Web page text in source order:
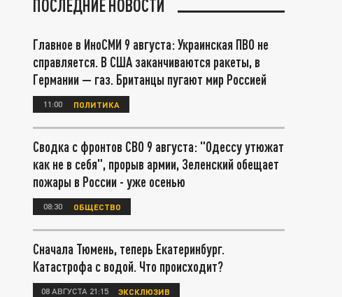
ПОСЛЕДНИЕ НОВОСТИ
Главное в ИноСМИ 9 августа: Украинская ПВО не
справляется. В США заканчиваются ракеты, в
Германии — газ. Британцы пугают мир Россией
11:00 ПОЛИТИКА
Сводка с фронтов СВО 9 августа: "Одессу утюжат
как не в себя", прорыв армии, Зеленский обещает
пожары в России - уже осенью
08:30 ОБЩЕСТВО
Сначала Тюмень, теперь Екатеринбург.
Катастрофа с водой. Что происходит?
08 АВГУСТА 21:15 ЭКСКЛЮЗИВ